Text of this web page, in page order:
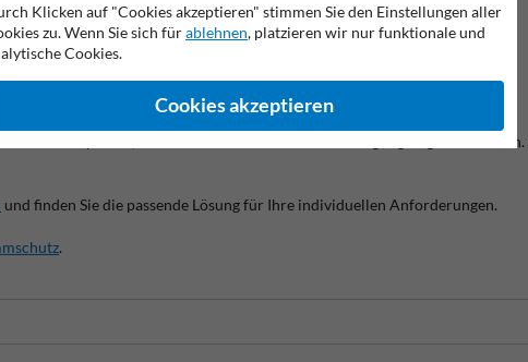
TS3-Systems, um eine stabile und sichere Befestigung zu gewährleisten.
und finden Sie die passende Lösung für Ihre individuellen Anforderungen.
.
Klicken auf "Cookies akzeptieren" stimmen Sie den Einstellungen aller
zu. Wenn Sie sich fürablehnen, platzieren wir nur funktionale und
Cookies.
Cookies akzeptieren